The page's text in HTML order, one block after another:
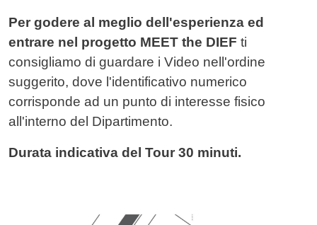
Per godere al meglio dell'esperienza ed
entrare nel progetto MEET the DIEF ti
consigliamo di guardare i Video nell'ordine
suggerito, dove l'identificativo numerico
corrisponde ad un punto di interesse fisico
all'interno del Dipartimento.
Durata indicativa del Tour 30 minuti.